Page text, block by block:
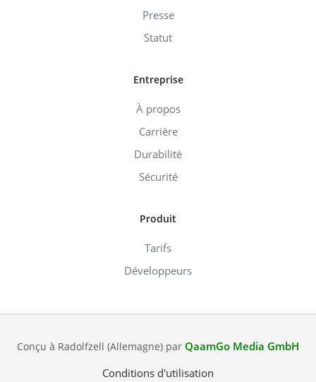
Presse
Statut
Entreprise
À propos
Carrière
Durabilité
Sécurité
Produit
Tarifs
Développeurs
Conçu à Radolfzell (Allemagne) par QaamGo Media GmbH
Conditions d'utilisation